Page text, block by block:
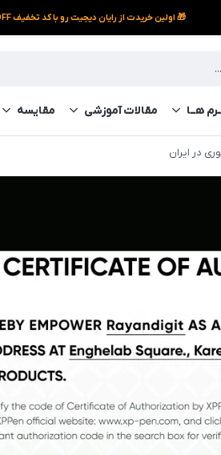
🎁 اولین خریدت از رایان دیجیت رو با کد تخفیف FIRSTOFF ارزون‌تر انجام بده.
هــا مقالات آموزشی مقایسه
در ایران